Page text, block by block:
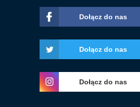
Dołącz do nas
Dołącz do nas
Dołącz do nas